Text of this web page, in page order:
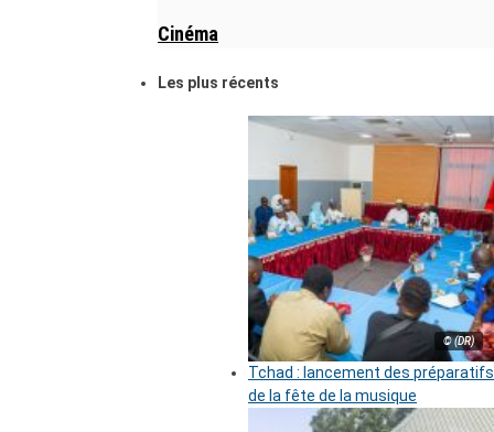
Cinéma
Les plus récents
© (DR)
Tchad : lancement des préparatifs
de la fête de la musique